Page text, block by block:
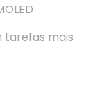
tarefas mais